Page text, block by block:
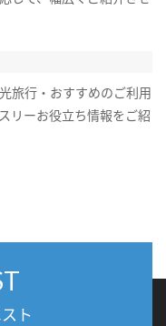
旅行・おすすめのご利用
リーお役立ち情報をご紹
ト